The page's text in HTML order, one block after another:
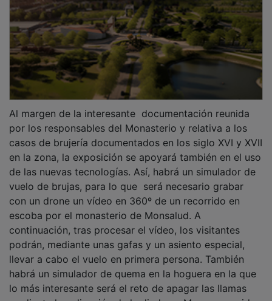
por los responsables del Monasterio y relativa a los
casos de brujería documentados en los siglo XVI y XVII
en la zona, la exposición se apoyará también en el uso
de las nuevas tecnologías. Así, habrá un simulador de
vuelo de brujas, para lo que será necesario grabar
con un drone un vídeo en 360º de un recorrido en
escoba por el monasterio de Monsalud. A
continuación, tras procesar el vídeo, los visitantes
podrán, mediante unas gafas y un asiento especial,
llevar a cabo el vuelo en primera persona. También
habrá un simulador de quema en la hoguera en la que
lo más interesante será el reto de apagar las llamas
mediante la aplicación de la diadema Muse, que mide